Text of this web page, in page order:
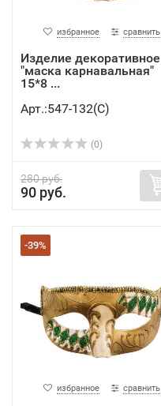
избранное сравнить
Изделие декоративное
"маска карнавальная"
15*8 ...
Арт.:547-132(C)
(0)
280 руб.
90 руб.
-39%
избранное сравнить